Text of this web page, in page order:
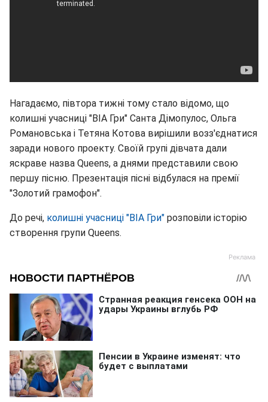
Нагадаємо, півтора тижні тому стало відомо, що
колишні учасниці "ВІА Гри" Санта Дімопулос, Ольга
Романовська і Тетяна Котова вирішили возз'єднатися
заради нового проекту. Своїй групі дівчата дали
яскраве назва Queens, а днями представили свою
першу пісню. Презентація пісні відбулася на премії
"Золотий грамофон".
До речі, колишні учасниці "ВІА Гри" розповіли історію
створення групи Queens.